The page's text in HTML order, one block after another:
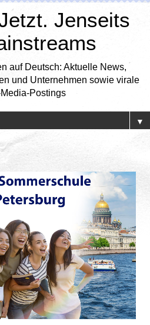
Jenseits
auf Deutsch: Aktuelle News,
und Unternehmen sowie virale
Postings
▼